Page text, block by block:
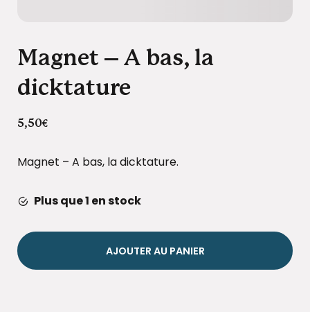
Magnet – A bas, la
dicktature
5,50€
Magnet – A bas, la dicktature.
Plus que 1 en stock
AJOUTER AU PANIER